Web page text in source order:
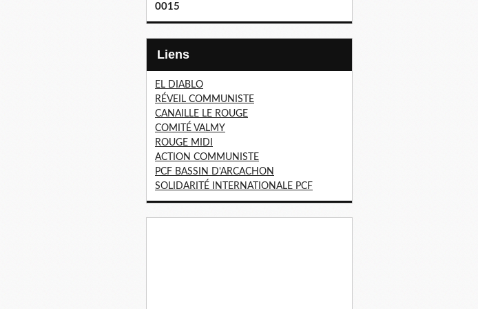
0015
Liens
EL DIABLO
RÉVEIL COMMUNISTE
CANAILLE LE ROUGE
COMITÉ VALMY
ROUGE MIDI
ACTION COMMUNISTE
PCF BASSIN D'ARCACHON
SOLIDARITÉ INTERNATIONALE PCF